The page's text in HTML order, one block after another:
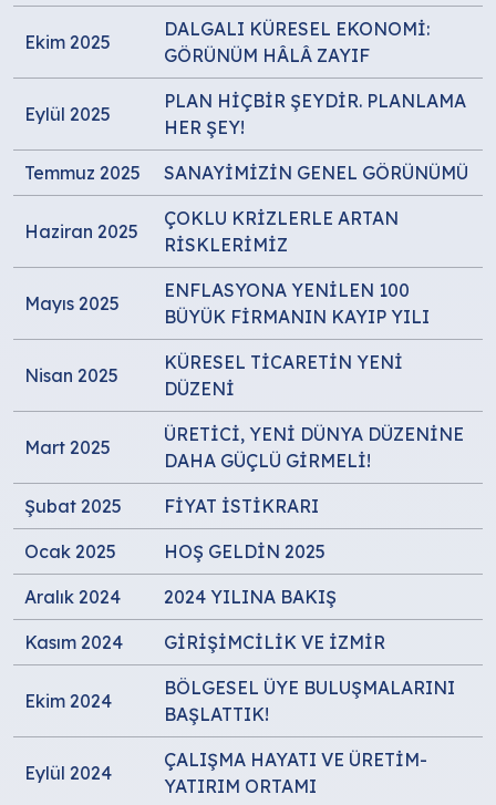
Ekim 2025
DALGALI KÜRESEL EKONOMİ:
GÖRÜNÜM HÂLÂ ZAYIF
Eylül 2025
PLAN HİÇBİR ŞEYDİR. PLANLAMA
HER ŞEY!
Temmuz 2025 SANAYİMİZİN GENEL GÖRÜNÜMÜ
Haziran 2025
ÇOKLU KRİZLERLE ARTAN
RİSKLERİMİZ
Mayıs 2025
ENFLASYONA YENİLEN 100
BÜYÜK FİRMANIN KAYIP YILI
Nisan 2025
KÜRESEL TİCARETİN YENİ
DÜZENİ
Mart 2025
ÜRETİCİ, YENİ DÜNYA DÜZENİNE
DAHA GÜÇLÜ GİRMELİ!
Şubat 2025 FİYAT İSTİKRARI
Ocak 2025 HOŞ GELDİN 2025
Aralık 2024 2024 YILINA BAKIŞ
Kasım 2024 GİRİŞİMCİLİK VE İZMİR
Ekim 2024
BÖLGESEL ÜYE BULUŞMALARINI
BAŞLATTIK!
Eylül 2024
ÇALIŞMA HAYATI VE ÜRETİM-
YATIRIM ORTAMI